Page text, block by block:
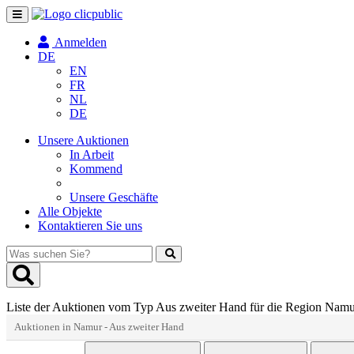
Navigation
umschalten
Anmelden
DE
EN
FR
NL
DE
Unsere Auktionen
In Arbeit
Kommend
Unsere Geschäfte
Alle Objekte
Kontaktieren Sie uns
Was
suchen
Sie?
Liste der Auktionen vom Typ Aus zweiter Hand für die Region
Auktionen in Namur - Aus zweiter Hand